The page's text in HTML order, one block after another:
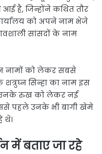
है, जिन्होंने कथित तौर
को अपने नाम भेजे
सांसदों के नाम
नामों को लेकर सबसे
शत्रुघ्न सिन्हा का नाम इस
उनके रुख को लेकर नई
पहले उनके भी बागी खेमे
थे।
में बताए जा रहे